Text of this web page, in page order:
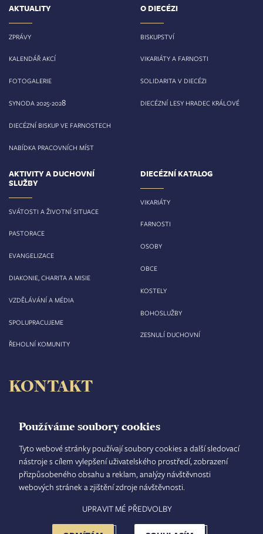
Používáme soubory cookies
Tyto webové stránky používají soubory cookies a další sledovací
nástroje s cílem vylepšení uživatelského prostředí, zobrazení
přizpůsobeného obsahu a reklam, analýzy návštěvnosti
webových stránek a zjištění zdroje návštěvnosti.
UPRAVIT MÉ PŘEDVOLBY
AKTUALITY
ZPRÁVY
KALENDÁŘ AKCÍ
FOTOGALERIE
SYNODA 2025-2028
DIECÉZNÍ BISKUP VE FARNOSTECH
NABÍDKA PRACOVNÍCH MÍST
O DIECÉZI
BISKUPSTVÍ
VIKARIÁTY A FARNOSTI
SOLIDARITA V DIECÉZI
DIECÉZNÍ LESY HRADEC KRÁLOVÉ
AKTIVITY A DUCHOVNÍ
SLUŽBY
SVÁTOSTI A ŽIVOTNÍ SITUACE
PASTORACE
EVANGELIZACE
DIAKONIE, CHARITA A MISIE
VZDĚLÁVÁNÍ A MÉDIA
SPOLUPRACUJEME
ŘEHOLNÍ KOMUNITY
DIECÉZNÍ KATALOG
VIKARIÁTY
FARNOSTI
OSOBY
OBCE
KOSTELY
BOHOSLUŽBY
ZESNULÍ DUCHOVNÍ
KONTAKT
Velké náměstí 35/44
500 03 Hradec Králové
tel.: +420 495 063 611
IČO: 00 44 51 34
DIČ: CZ 00 44 51 34
Číslo účtu: 1006010044/5500
FOOTER
TISKOVÝ MLUVČÍ INTRANET MAPA STRÁNEK
NASTAVENÍ COOKIES